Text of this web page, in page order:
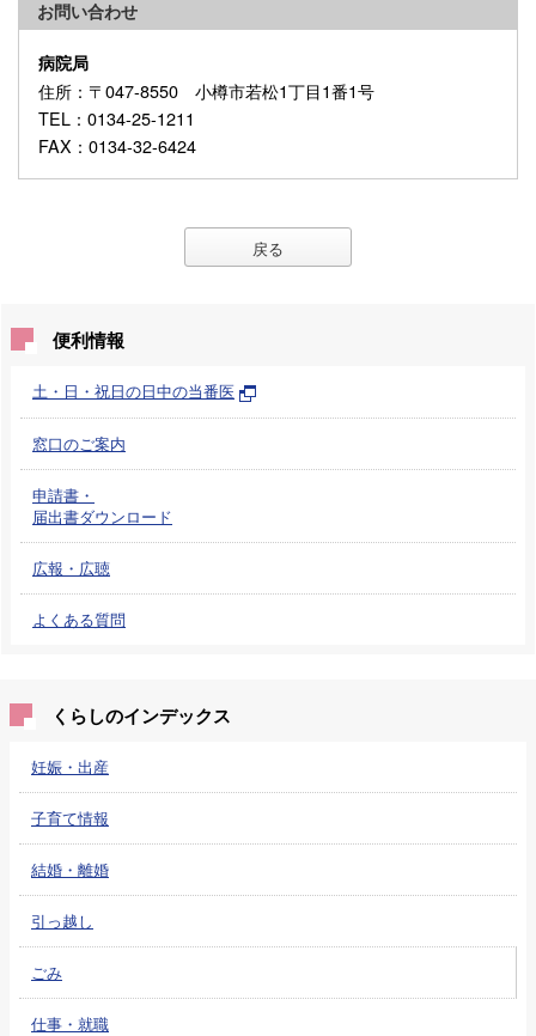
お問い合わせ
病院局
住所 ：〒047-8550 小樽市若松1丁目1番1号
TEL ：0134-25-1211
FAX ：0134-32-6424
戻る
便利情報
土・日・祝日の日中の当番医
窓口のご案内
申請書・
届出書ダウンロード
広報・広聴
よくある質問
くらしのインデックス
妊娠・出産
子育て情報
結婚・離婚
引っ越し
ごみ
仕事・就職